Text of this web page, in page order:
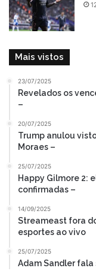
Mais vistos
23/07/2025
Revelados os
–
20/07/2025
Trump anulou
Moraes –
25/07/2025
Happy Gilmore 2:
confirmadas –
14/09/2025
Streameast fora
esportes ao vivo
25/07/2025
Adam Sandler fala